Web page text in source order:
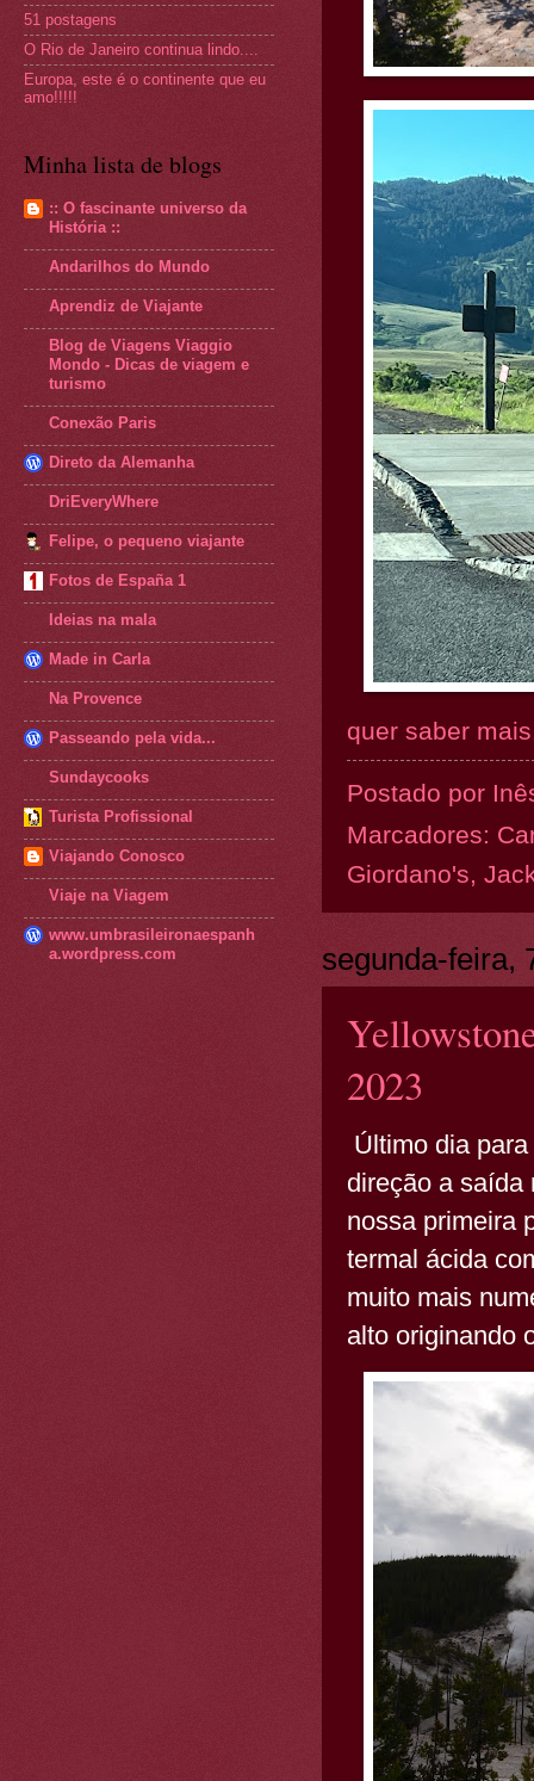
quer saber
Postado por
Marcadores:
Giordano's,
segunda-feira,
2023
Último dia
direção a saída
nossa primeira
termal ácida
muito mais
alto originando
51 postagens
O Rio de Janeiro continua lindo....
Europa, este é o continente que eu
amo!!!!!
Minha lista de blogs
:: O fascinante universo da
História ::
Andarilhos do Mundo
Aprendiz de Viajante
Blog de Viagens Viaggio
Mondo - Dicas de viagem e
turismo
Conexão Paris
Direto da Alemanha
DriEveryWhere
Felipe, o pequeno viajante
Fotos de España 1
Ideias na mala
Made in Carla
Na Provence
Passeando pela vida...
Sundaycooks
Turista Profissional
Viajando Conosco
Viaje na Viagem
www.umbrasileironaespanh
a.wordpress.com